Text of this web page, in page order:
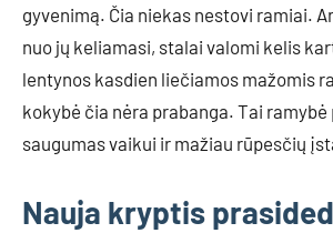
gyvenimą. Čia niekas nestovi ramiai.
nuo jų keliamasi, stalai valomi kelis
lentynos kasdien liečiamos mažomis
kokybė čia nėra prabanga. Tai ramybė
saugumas vaikui ir mažiau rūpesčių
Nauja kryptis